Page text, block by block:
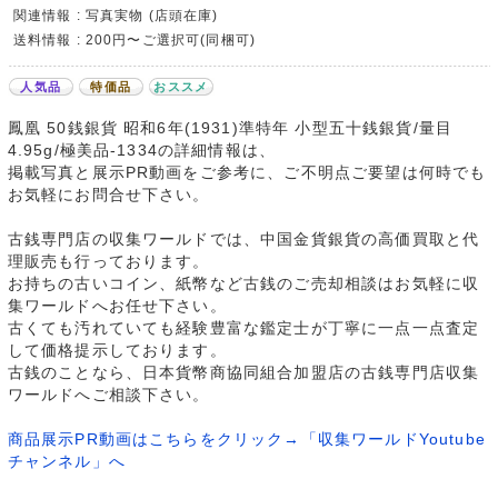
関連情報 : 写真実物 (店頭在庫)
送料情報 : 200円〜ご選択可(同梱可)
人気品 特価品 おススメ
鳳凰 50銭銀貨 昭和6年(1931)準特年 小型五十銭銀貨/量目
4.95g/極美品-1334の詳細情報は、
掲載写真と展示PR動画をご参考に、ご不明点ご要望は何時でも
お気軽にお問合せ下さい。
古銭専門店の収集ワールドでは、中国金貨銀貨の高価買取と代
理販売も行っております。
お持ちの古いコイン、紙幣など古銭のご売却相談はお気軽に収
集ワールドへお任せ下さい。
古くても汚れていても経験豊富な鑑定士が丁寧に一点一点査定
して価格提示しております。
古銭のことなら、日本貨幣商協同組合加盟店の古銭専門店収集
ワールドへご相談下さい。
商品展示PR動画はこちらをクリック→「収集ワールドYoutube
チャンネル」へ